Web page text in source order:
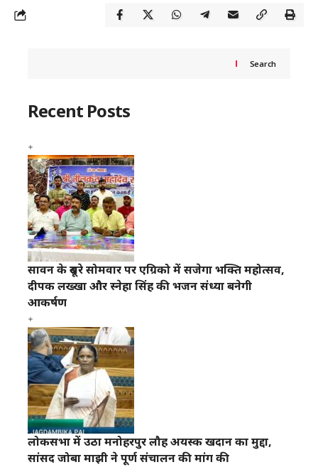
Search
Recent Posts
सावन के दूसरे सोमवार पर एग्रिको में सजेगा भक्ति महोत्सव,
दीपक लख्खा और स्नेहा सिंह की भजन संध्या बनेगी
आकर्षण
लोकसभा में उठा मनोहरपुर लौह अयस्क खदान का मुद्दा,
सांसद जोबा माझी ने पूर्ण संचालन की मांग की